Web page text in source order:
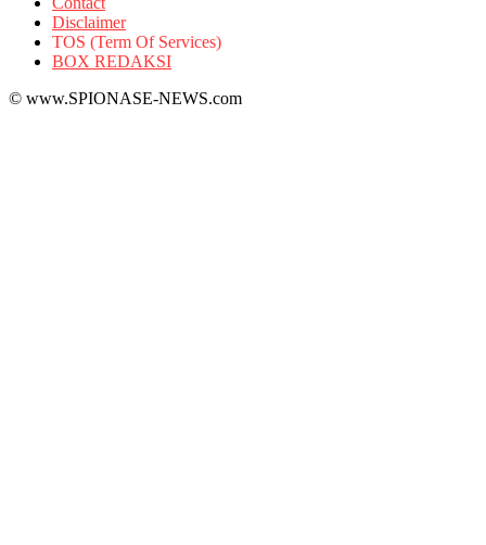
Disclaimer
TOS (Term Of Services)
BOX REDAKSI
© www.SPIONASE-NEWS.com